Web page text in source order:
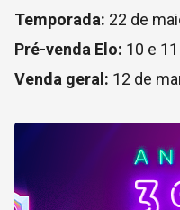
Temporada: 22 de
Pré-venda Elo: 10 e
Venda geral: 12 de